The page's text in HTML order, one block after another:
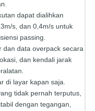
dapat dialihkan
s, dan 0,4m/s untuk
passing.
dan data overpack secara
dan kendali jarak
di layar kapan saja.
tidak pernah terputus,
dengan tegangan,